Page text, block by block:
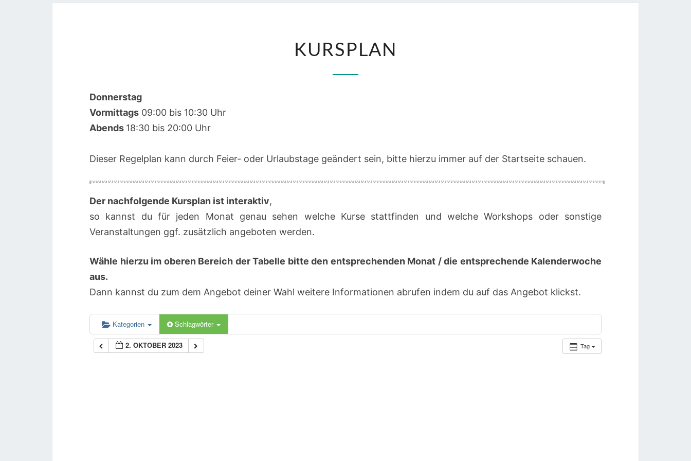
KURSPLAN
Donnerstag
Vormittags 09:00 bis 10:30 Uhr
Abends 18:30 bis 20:00 Uhr
Dieser Regelplan kann durch Feier- oder Urlaubstage geändert sein, bitte hierzu immer auf der Startseite schauen.
Der nachfolgende Kursplan ist interaktiv,
so kannst du für jeden Monat genau sehen welche Kurse stattfinden und welche Workshops oder sonstige
Veranstaltungen ggf. zusätzlich angeboten werden.
Wähle hierzu im oberen Bereich der Tabelle bitte den entsprechenden Monat / die entsprechende Kalenderwoche
aus.
Dann kannst du zum dem Angebot deiner Wahl weitere Informationen abrufen indem du auf das Angebot klickst.
Kategorien Schlagwörter
Tag
2. OKTOBER 2023